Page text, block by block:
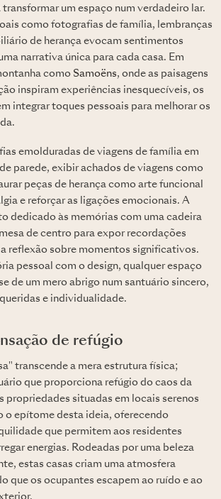
um espaço num verdadeiro lar.
como fotografias de família, lembranças
de herança evocam sentimentos
narrativa única para cada casa. Em
como Samoëns, onde as paisagens
inspiram experiências inesquecíveis, os
integrar toques pessoais para melhorar os
emolduradas de viagens de família em
parede, exibir achados de viagens como
peças de herança como arte funcional
e reforçar as ligações emocionais. A
dedicado às memórias com uma cadeira
de centro para expor recordações
reflexão sobre momentos significativos.
pessoal com o design, qualquer espaço
de um mero abrigo num santuário sincero,
e individualidade.
de refúgio
transcende a mera estrutura física;
que proporciona refúgio do caos da
propriedades situadas em locais serenos
o epítome desta ideia, oferecendo
que permitem aos residentes
energias. Rodeadas por uma beleza
estas casas criam uma atmosfera
que os ocupantes escapem ao ruído e ao